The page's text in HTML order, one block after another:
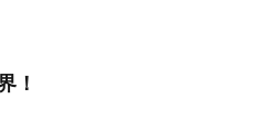
！